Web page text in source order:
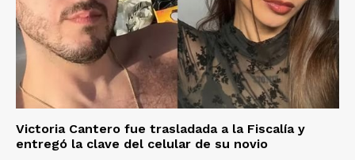
Victoria Cantero fue trasladada a la Fiscalía y
entregó la clave del celular de su novio